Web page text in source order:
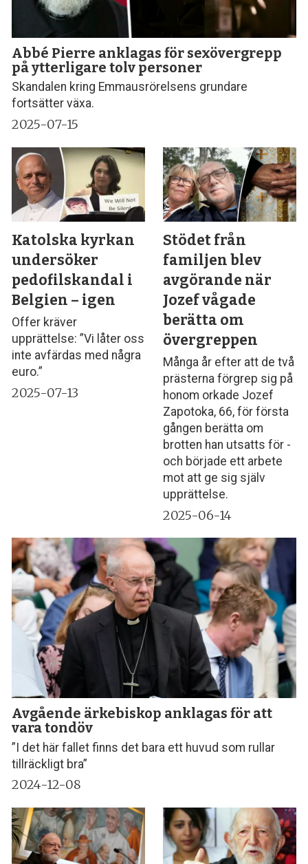
Abbé Pierre anklagas för sexövergrepp
på ytterligare tolv personer
Skandalen kring Emmausrörelsens grundare
fortsätter växa.
2025-07-15
Katolska kyrkan
undersöker
pedofilskandal i
Belgien – igen
Offer kräver
upprättelse: ”Vi låter oss
inte avfärdas med några
euro.”
2025-07-13
Stödet från
familjen blev
avgörande när
Jozef vågade
berätta om
övergreppen
Många år efter att de två
prästerna förgrep sig på
honom orkade Jozef
Zapotoka, 66, för första
gången berätta om
brotten han utsatts för -
och började ett arbete
mot att ge sig själv
upprättelse.
2025-06-14
Avgående ärkebiskop anklagas för att
vara tondöv
”I det här fallet finns det bara ett huvud som rullar
tillräckligt bra”
2024-12-08